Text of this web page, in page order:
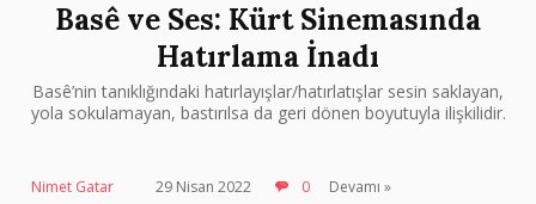
Basê ve Ses: Kürt Sinemasında
Hatırlama İnadı
Basê’nin tanıklığındaki hatırlayışlar/hatırlatışlar sesin saklayan,
yola sokulamayan, bastırılsa da geri dönen boyutuyla ilişkilidir.
Nimet Gatar 29 Nisan 2022 0 Devamı »